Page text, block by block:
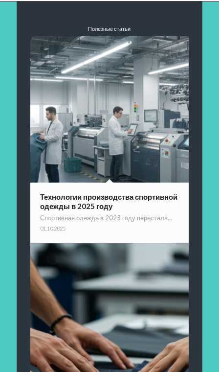
Полезные статьи
Технологии производства спортивной
одежды в 2025 году
Спортивная одежда в 2025 году перестала…
01.10.2025